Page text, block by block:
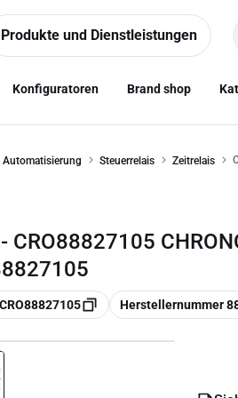
Produkte und Dienstleistungen
Konfiguratoren Brand shop
Automatisierung Steuerrelais Zeitrelais
- CRO88827105
Kopieren
Herstellernummer